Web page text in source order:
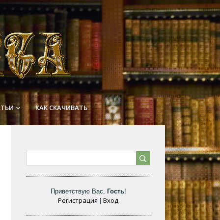
keyboard_arrow_down КАК СКАЧИВАТЬ
Приветствую Вас, Гость!
Регистрация |Вход